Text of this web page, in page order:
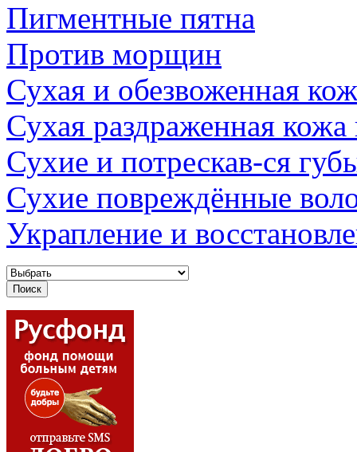
Пигментные пятна
Против морщин
Сухая и обезвоженная
Сухая раздраженная кожа
Сухие и потрескав-ся
Сухие повреждённые
Украпление и